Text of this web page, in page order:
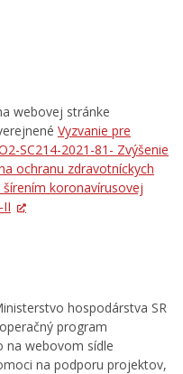
webovej stránke
Vyzvanie pre
SC214-2021-81- Zvýšenie
ochranu zdravotníckych
koronavírusovej
hospodárstva SR
program
na webovom sídle
na podporu projektov,